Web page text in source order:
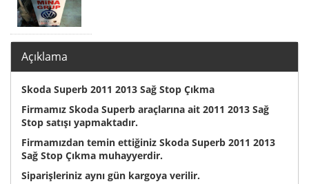
Açıklama
Skoda Superb 2011 2013 Sağ Stop Çıkma
Firmamız Skoda Superb araçlarına ait 2011 2013 Sağ
Stop satışı yapmaktadır.
Firmamızdan temin ettiğiniz Skoda Superb 2011 2013
Sağ Stop Çıkma muhayyerdir.
Siparişleriniz aynı gün kargoya verilir.